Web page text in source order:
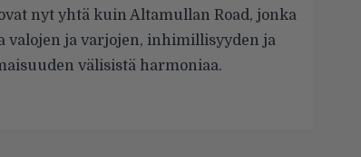
nyt yhtä kuin Altamullan Road, jonka
valojen ja varjojen, inhimillisyyden ja
välisistä harmoniaa.